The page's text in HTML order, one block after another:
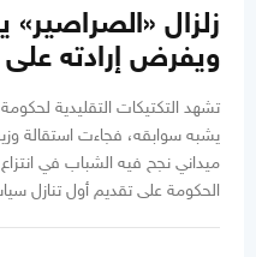
زلزال
ويفرض إرادته على
تشهد التكتيكات التقليدية
يشبه سوابقه، فجاءت استقالة وزير
ميداني نجح فيه الشباب في
الحكومة على تقديم أول تنازل